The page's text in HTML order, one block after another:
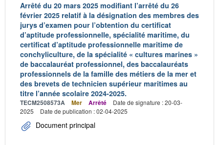
Arrêté du 20 mars 2025 modifiant l’arrêté du 26
février 2025 relatif à la désignation des membres des
jurys d’examen pour l’obtention du certificat
d’aptitude professionnelle, spécialité maritime, du
certificat d’aptitude professionnelle maritime de
conchyliculture, de la spécialité « cultures marines »
de baccalauréat professionnel, des baccalauréats
professionnels de la famille des métiers de la mer et
des brevets de technicien supérieur maritimes au
titre l’année scolaire 2024-2025.
TECM2508573A Mer Arrêté
Date de signature : 20-03-
2025
Date de publication : 02-04-2025
Document principal